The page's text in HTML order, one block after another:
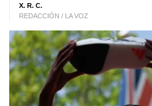
X. R. C.
REDACCIÓN / LA VOZ